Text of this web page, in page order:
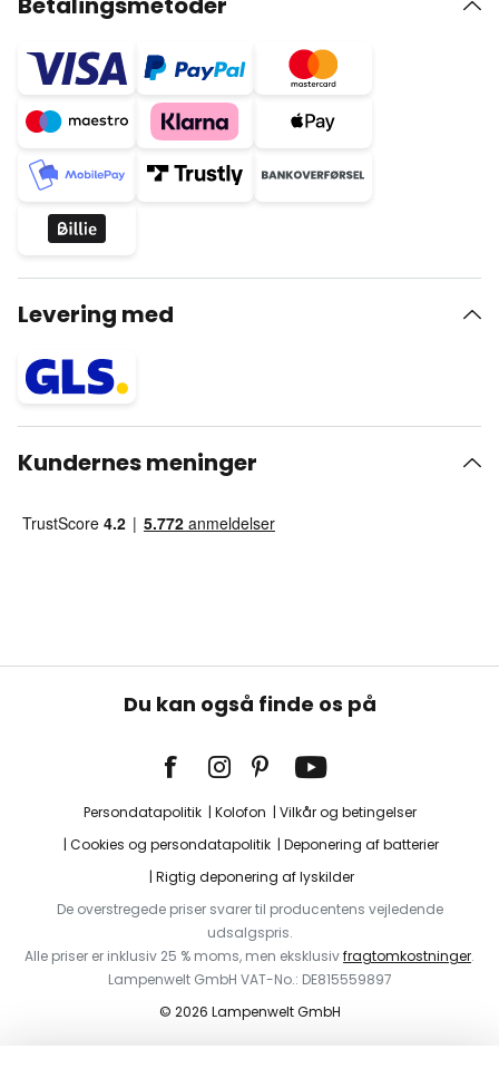
Levering med
Kundernes meninger
Du kan også finde os på
Persondatapolitik Kolofon
Vilkår og betingelser
Cookies og persondatapolitik
Deponering af batterier
Rigtig deponering af lyskilder
De overstregede priser svarer til producentens vejledende
udsalgspris.
Alle priser er inklusiv 25 % moms, men eksklusivfragtomkostninger.
Lampenwelt GmbH VAT-No.: DE815559897
© 2026 Lampenwelt GmbH